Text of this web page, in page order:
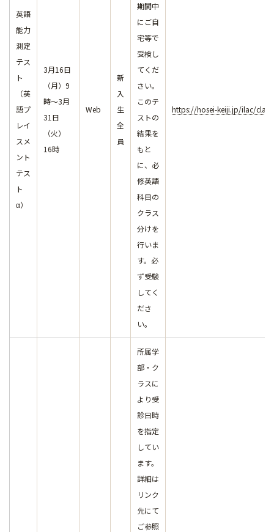
英語
能力
測定
テス
ト
（英
語プ
レイ
スメ
ント
テス
ト
α）
3月16日
（月）9
時～3月
31日
（火）
16時
Web
新
入
生
全
員
期間中
にご自
宅等で
受検し
てくだ
さい。
このテ
ストの
結果を
もと
に、必
修英語
科目の
クラス
分けを
行いま
す。必
ず受験
してく
ださ
い。
https://hosei-keiji.jp/ilac/
所属学
部・ク
ラスに
より受
診日時
を指定
してい
ます。
詳細は
リンク
先にて
ご参照